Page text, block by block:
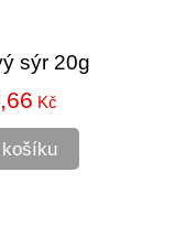
sýr 20g
Kč